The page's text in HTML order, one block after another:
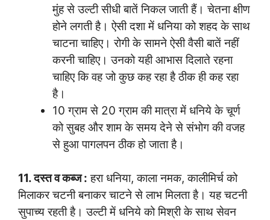
मुंह से उल्टी सीधी बातें निकल जाती हैं। चेतना क्षीण
होने लगती है। ऐसी दशा में धनिया को शहद के साथ
चाटना चाहिए। रोगी के सामने ऐसी वैसी बातें नहीं
करनी चाहिए। उनको यही आभास दिलाते रहना
चाहिए कि वह जो कुछ कह रहा है ठीक ही कह रहा
है।
10 ग्राम से 20 ग्राम की मात्रा में धनिये के चूर्ण
को सुबह और शाम के समय देने से संभोग की वजह
से हुआ पागलपन ठीक हो जाता है।
11. दस्त व कब्ज : हरा धनिया, काला नमक, कालीमिर्च को
मिलाकर चटनी बनाकर चाटने से लाभ मिलता है। यह चटनी
सुपाच्य रहती है। उल्टी में धनिये को मिश्री के साथ सेवन